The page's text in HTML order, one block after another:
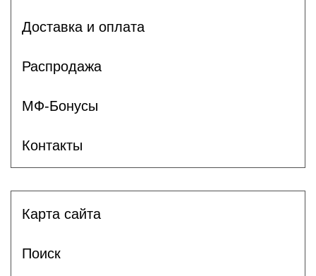
Доставка и оплата
Распродажа
МФ-Бонусы
Контакты
Карта сайта
Поиск